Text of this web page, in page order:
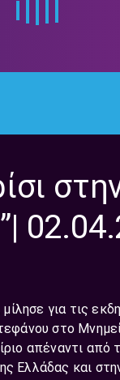
για τις
στο
απέναντι από
Ελλάδας και